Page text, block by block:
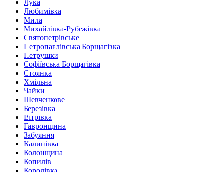
Лука
Любимівка
Мила
Михайлівка-Рубежівка
Святопетрівське
Петропавлівська Борщагівка
Петрушки
Софіївська Борщагівка
Стоянка
Хмільна
Чайки
Шевченкове
Березівка
Вітрівка
Гавронщина
Забуяння
Калинівка
Колонщина
Копилів
Королівка